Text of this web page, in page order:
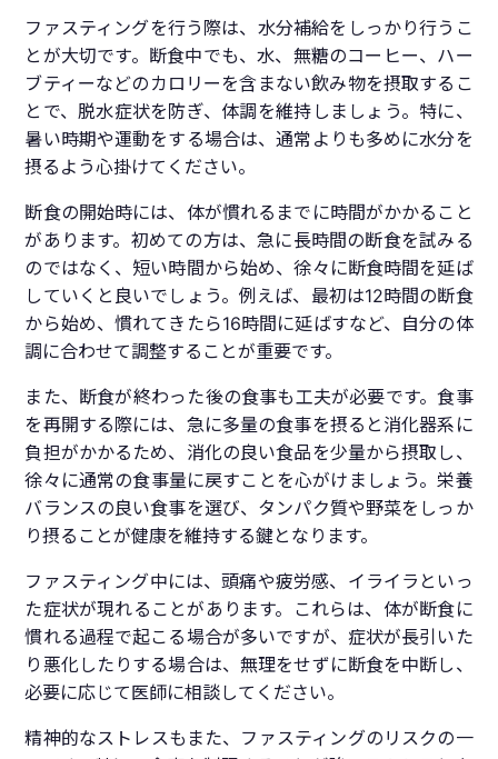
ファスティングを行う際は、水分補給をしっかり行うこ
とが大切です。断食中でも、水、無糖のコーヒー、ハー
ブティーなどのカロリーを含まない飲み物を摂取するこ
とで、脱水症状を防ぎ、体調を維持しましょう。特に、
暑い時期や運動をする場合は、通常よりも多めに水分を
摂るよう心掛けてください。
断食の開始時には、体が慣れるまでに時間がかかること
があります。初めての方は、急に長時間の断食を試みる
のではなく、短い時間から始め、徐々に断食時間を延ば
していくと良いでしょう。例えば、最初は12時間の断食
から始め、慣れてきたら16時間に延ばすなど、自分の体
調に合わせて調整することが重要です。
また、断食が終わった後の食事も工夫が必要です。食事
を再開する際には、急に多量の食事を摂ると消化器系に
負担がかかるため、消化の良い食品を少量から摂取し、
徐々に通常の食事量に戻すことを心がけましょう。栄養
バランスの良い食事を選び、タンパク質や野菜をしっか
り摂ることが健康を維持する鍵となります。
ファスティング中には、頭痛や疲労感、イライラといっ
た症状が現れることがあります。これらは、体が断食に
慣れる過程で起こる場合が多いですが、症状が長引いた
り悪化したりする場合は、無理をせずに断食を中断し、
必要に応じて医師に相談してください。
精神的なストレスもまた、ファスティングのリスクの一